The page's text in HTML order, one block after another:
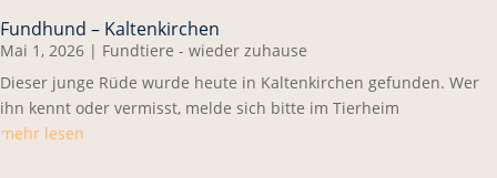
Fundhund – Kaltenkirchen
Mai 1, 2026 | Fundtiere - wieder zuhause
Dieser junge Rüde wurde heute in Kaltenkirchen gefunden. Wer
ihn kennt oder vermisst, melde sich bitte im Tierheim
mehr lesen